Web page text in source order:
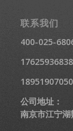
联系我们
400-025-
公司地址：
南京市江宁